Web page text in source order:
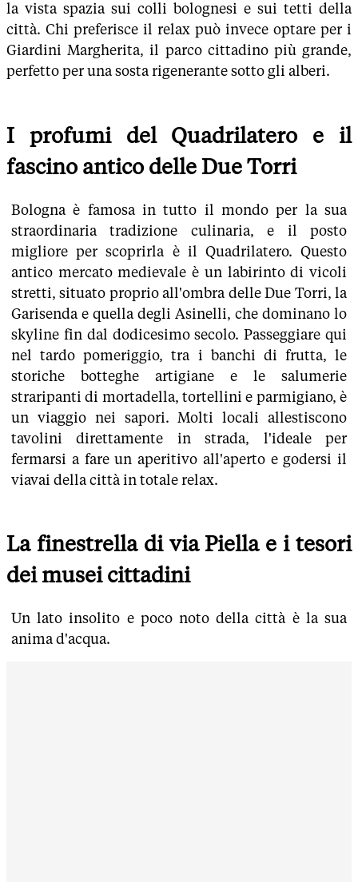
la vista spazia sui colli bolognesi e sui tetti della
città. Chi preferisce il relax può invece optare per i
Giardini Margherita, il parco cittadino più grande,
perfetto per una sosta rigenerante sotto gli alberi.
I profumi del Quadrilatero e il
fascino antico delle Due Torri
Bologna è famosa in tutto il mondo per la sua
straordinaria tradizione culinaria, e il posto
migliore per scoprirla è il Quadrilatero. Questo
antico mercato medievale è un labirinto di vicoli
stretti, situato proprio all'ombra delle Due Torri, la
Garisenda e quella degli Asinelli, che dominano lo
skyline fin dal dodicesimo secolo. Passeggiare qui
nel tardo pomeriggio, tra i banchi di frutta, le
storiche botteghe artigiane e le salumerie
straripanti di mortadella, tortellini e parmigiano, è
un viaggio nei sapori. Molti locali allestiscono
tavolini direttamente in strada, l'ideale per
fermarsi a fare un aperitivo all'aperto e godersi il
viavai della città in totale relax.
La finestrella di via Piella e i tesori
dei musei cittadini
Un lato insolito e poco noto della città è la sua
anima d'acqua.